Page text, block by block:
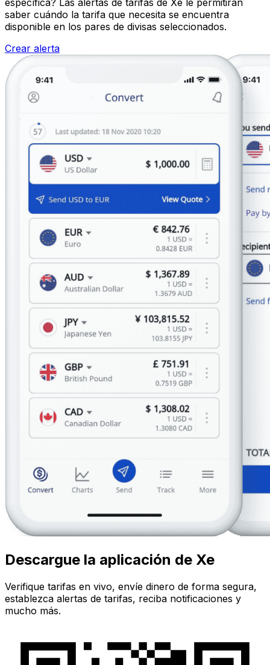
específica? Las alertas de tarifas de Xe le permitirán
saber cuándo la tarifa que necesita se encuentra
disponible en los pares de divisas seleccionados.
Crear alerta
Descargue la aplicación de Xe
Verifique tarifas en vivo, envíe dinero de forma segura,
establezca alertas de tarifas, reciba notificaciones y
mucho más.